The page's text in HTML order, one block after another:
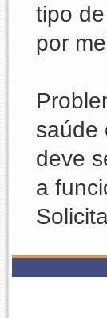
tipo
por
saúde
deve
a